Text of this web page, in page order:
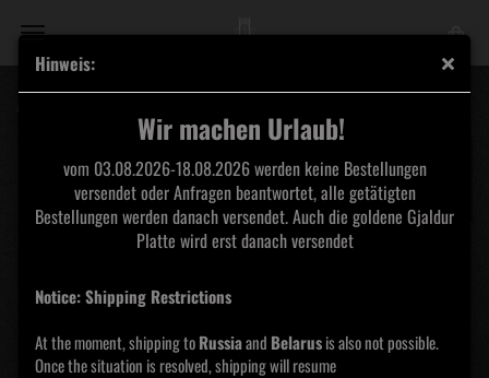
Hinweis:
Wir machen Urlaub!
vom 03.08.2026-18.08.2026 werden keine Bestellungen
versendet oder Anfragen beantwortet, alle getätigten
Bestellungen werden danach versendet. Auch die goldene Gjaldur
Platte wird erst danach versendet
Notice: Shipping Restrictions
At the moment, shipping toRussiaand Belarusis also not possible.
Once the situation is resolved, shipping will resume